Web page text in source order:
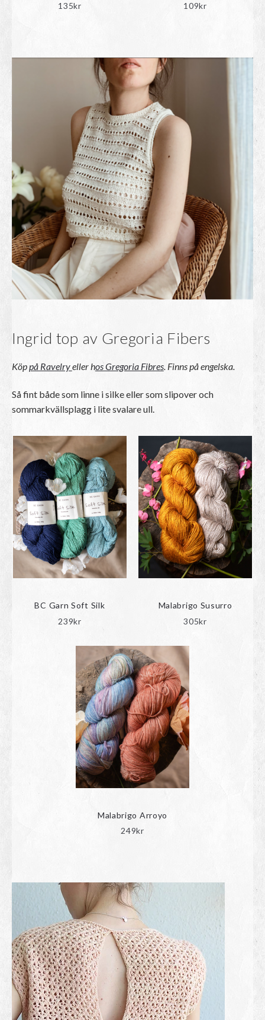
135kr
109kr
Ingrid top av Gregoria Fibers
Köppå Ravelryeller hos Gregoria Fibres. Finns på engelska.
Så fint både som linne i silke eller som slipover och
sommarkvällsplagg i lite svalare ull.
BC Garn Soft Silk
239kr
Malabrigo Susurro
305kr
Malabrigo Arroyo
249kr